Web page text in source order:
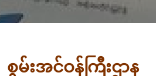
စွမ်းအင်ဝန်ကြီးဌာ